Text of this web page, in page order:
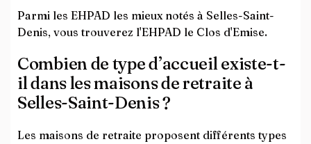
Parmi les EHPAD les mieux notés à Selles-Saint-
Denis, vous trouverez l'EHPAD le Clos d'Emise.
Combien de type d’accueil existe-t-
il dans les maisons de retraite à
Selles-Saint-Denis ?
Les maisons de retraite proposent différents types